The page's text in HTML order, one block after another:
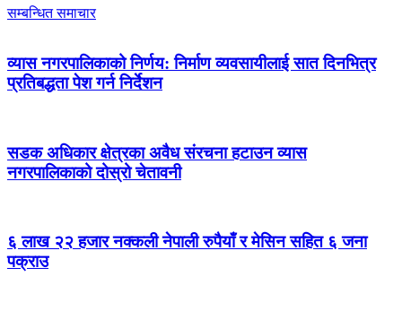
सम्बन्धित समाचार
व्यास नगरपालिकाको निर्णय: निर्माण व्यवसायीलाई सात दिनभित्र
प्रतिबद्धता पेश गर्न निर्देशन
सडक अधिकार क्षेत्रका अवैध संरचना हटाउन व्यास
नगरपालिकाको दोस्रो चेतावनी
६ लाख २२ हजार नक्कली नेपाली रुपैयाँ र मेसिन सहित ६ जना
पक्राउ